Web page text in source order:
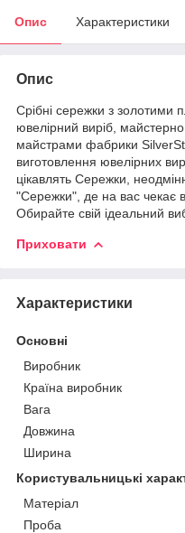
Опис Характеристики
Опис
Срібні сережки з золотими
ювелірний виріб,
майстрами фабрики
виготовлення ювелірних
цікавлять Сережки,
"Сережки", де на вас чекає
Обирайте свій ідеальний
Приховати
Характеристики
Основні
Виробник
Країна виробник
Вага
Довжина
Ширина
Користувальницькі
Матеріал
Проба